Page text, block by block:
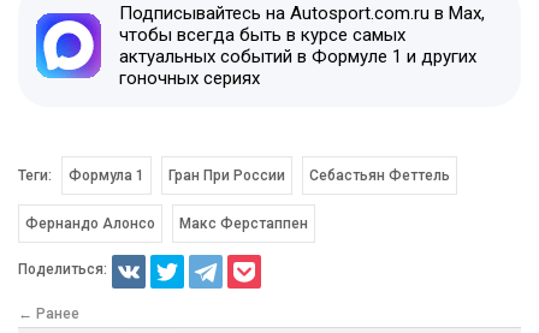
Подписывайтесь на Autosport.com.ru в Max,
чтобы всегда быть в курсе самых
актуальных событий в Формуле 1 и других
гоночных сериях
Теги: Формула 1 Гран При России Себастьян Феттель
Фернандо Алонсо Макс Ферстаппен
Поделиться:
← Ранее